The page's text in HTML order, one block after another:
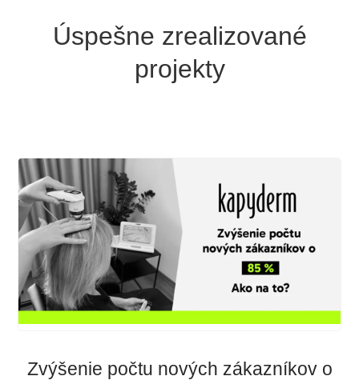
Úspešne zrealizované
projekty
Zvýšenie počtu nových zákazníkov o